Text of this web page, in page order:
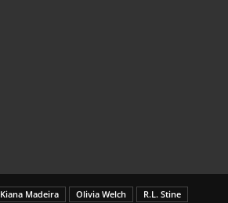
Kiana Madeira Olivia Welch R.L. Stine